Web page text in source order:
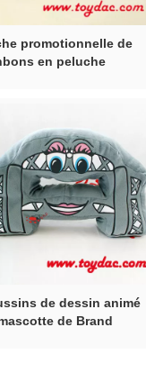
promotionnelle de
en peluche
de dessin animé
de Brand